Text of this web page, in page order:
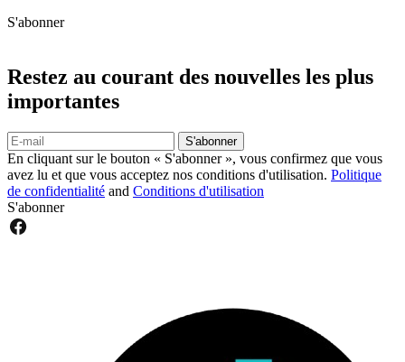
S'abonner
Restez au courant des nouvelles les plus
importantes
S'abonner
En cliquant sur le bouton « S'abonner », vous confirmez que vous
avez lu et que vous acceptez nos conditions d'utilisation. Politique
de confidentialité and Conditions d'utilisation
S'abonner